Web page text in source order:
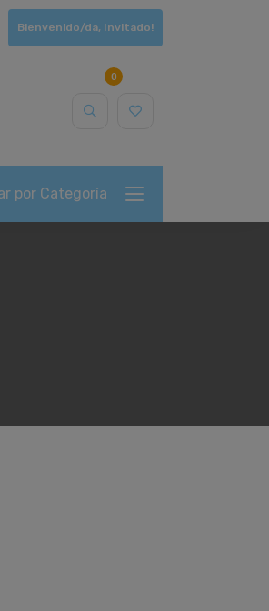
Bienvenido/da, Invitado!
0
por Categoría